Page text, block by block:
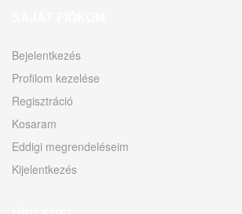
Bejelentkezés
Profilom kezelése
Regisztráció
Kosaram
Eddigi megrendeléseim
Kijelentkezés